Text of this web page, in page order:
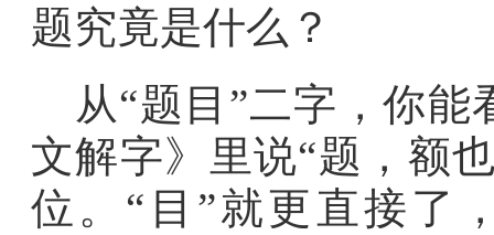
题究竟是什么？
从“题目”二字，你
文解字》里说“题，额
位。“目”就更直接了